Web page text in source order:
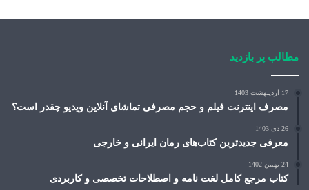
مطالب پر بازدید
17 اردیبهشت 1403
مصرف اینترنت فیلم و حجم مصرفی تماشای آنلاین ویدیو چقدر است؟
26 دی 1403
معرفی جدیدترین کتاب‌های رمان ایرانی و خارجی
24 بهمن 1402
کتاب مرجع کامل لغت نامه و اصطلاحات تخصصی و کاربردی